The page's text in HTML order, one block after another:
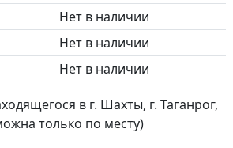
Нет в наличии
Нет в наличии
Нет в наличии
в г. Шахты, г. Таганрог,
только по месту)